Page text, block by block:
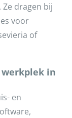
dragen bij
voor
of
werkplek in
en